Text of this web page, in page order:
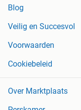
Blog
Veilig en Succesvol
Voorwaarden
Cookiebeleid
Over Marktplaats